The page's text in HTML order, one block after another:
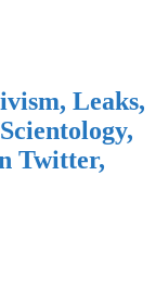
Leaks,
Twitter,